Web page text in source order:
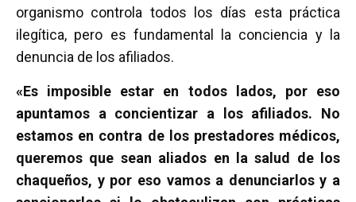
organismo controla todos los días esta práctica
ilegítica, pero es fundamental la conciencia y la
denuncia de los afiliados.
«Es imposible estar en todos lados, por eso
apuntamos a concientizar a los afiliados. No
estamos en contra de los prestadores médicos,
queremos que sean aliados en la salud de los
chaqueños, y por eso vamos a denunciarlos y a